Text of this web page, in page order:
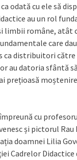
odată cu ele să
au un rol
limbii române, atât
care
ca distribuitori
au datoria sfântă
prețioasă
cu
și pictorul Rau
doamnei Lilia
Cadrelor Didactice